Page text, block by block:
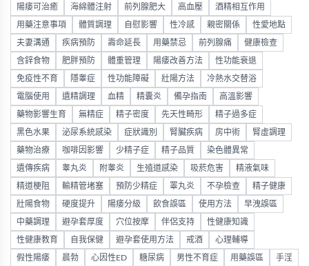
陽痿可治癒 海綿體注射 前列腺肥大 高血壓 酒精相互作用
用藥注意事項 體質調理 自慰影響 性冷感 親密關係 性愛地點
夫妻溝通 疾病預防 壽命延長 用藥禁忌 前列腺痛 健康檢查
含鋅食物 肥胖預防 體重管理 陽痿改善方法 性功能衰退
免疫性不育 隱睾症 性功能障礙 壯陽方法 冷熱水交替浴
電腦使用 遺精調理 血精 精囊炎 備孕指南 高溫影響
藥物影響生育 無精症 精子密度 先天性畸形 精子過多症
黑色水果 泌尿系統感染 症狀識別 腎臟疾病 房中術 腎虛調理
藥物治療 咖啡因影響 少精子症 精子品質 染色體異常
遺傳疾病 睾丸炎 附睾炎 生殖道感染 吸菸危害 精液氣味
精道梗阻 輸精管堵塞 預防少精症 睪丸炎 不孕檢查 精子健康
壯陽食物 硬度提升 陽痿分級 飲食誤區 使用方法 早洩誤區
中藥調理 避孕套厚度 穴位按摩 伴侶支持 性健康知識
性健康教育 自我保健 避孕套使用方法 戒酒 心理輔導
假性陽痿 晨勃 心因性ED 糖尿病 男性不育症 用藥誤區 手淫